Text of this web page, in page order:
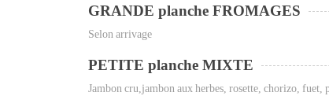
GRANDE planche FROMAGES
Selon arrivage
PETITE planche MIXTE
Jambon cru,jambon aux herbes, rosette, chorizo,